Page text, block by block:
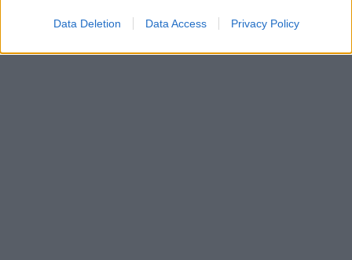
Data Deletion Data Access Privacy Policy